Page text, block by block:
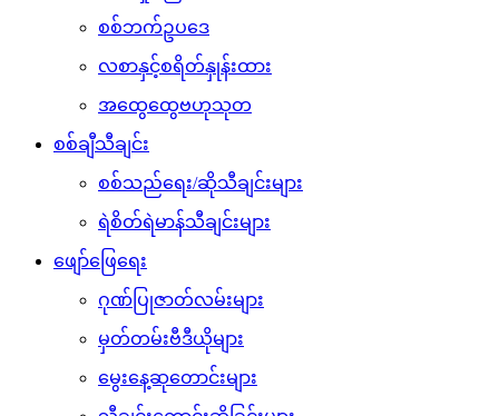
စစ်ဘက်ဥပဒေ
လစာနှင့်စရိတ်နှုန်းထား
အထွေထွေဗဟုသုတ
စစ်ချီသီချင်း
စစ်သည်ရေး/ဆိုသီချင်းများ
ရဲစိတ်ရဲမာန်သီချင်းများ
ဖျော်ဖြေရေး
ဂုဏ်ပြုဇာတ်လမ်းများ
မှတ်တမ်းဗီဒီယိုများ
မွေးနေ့ဆုတောင်းများ